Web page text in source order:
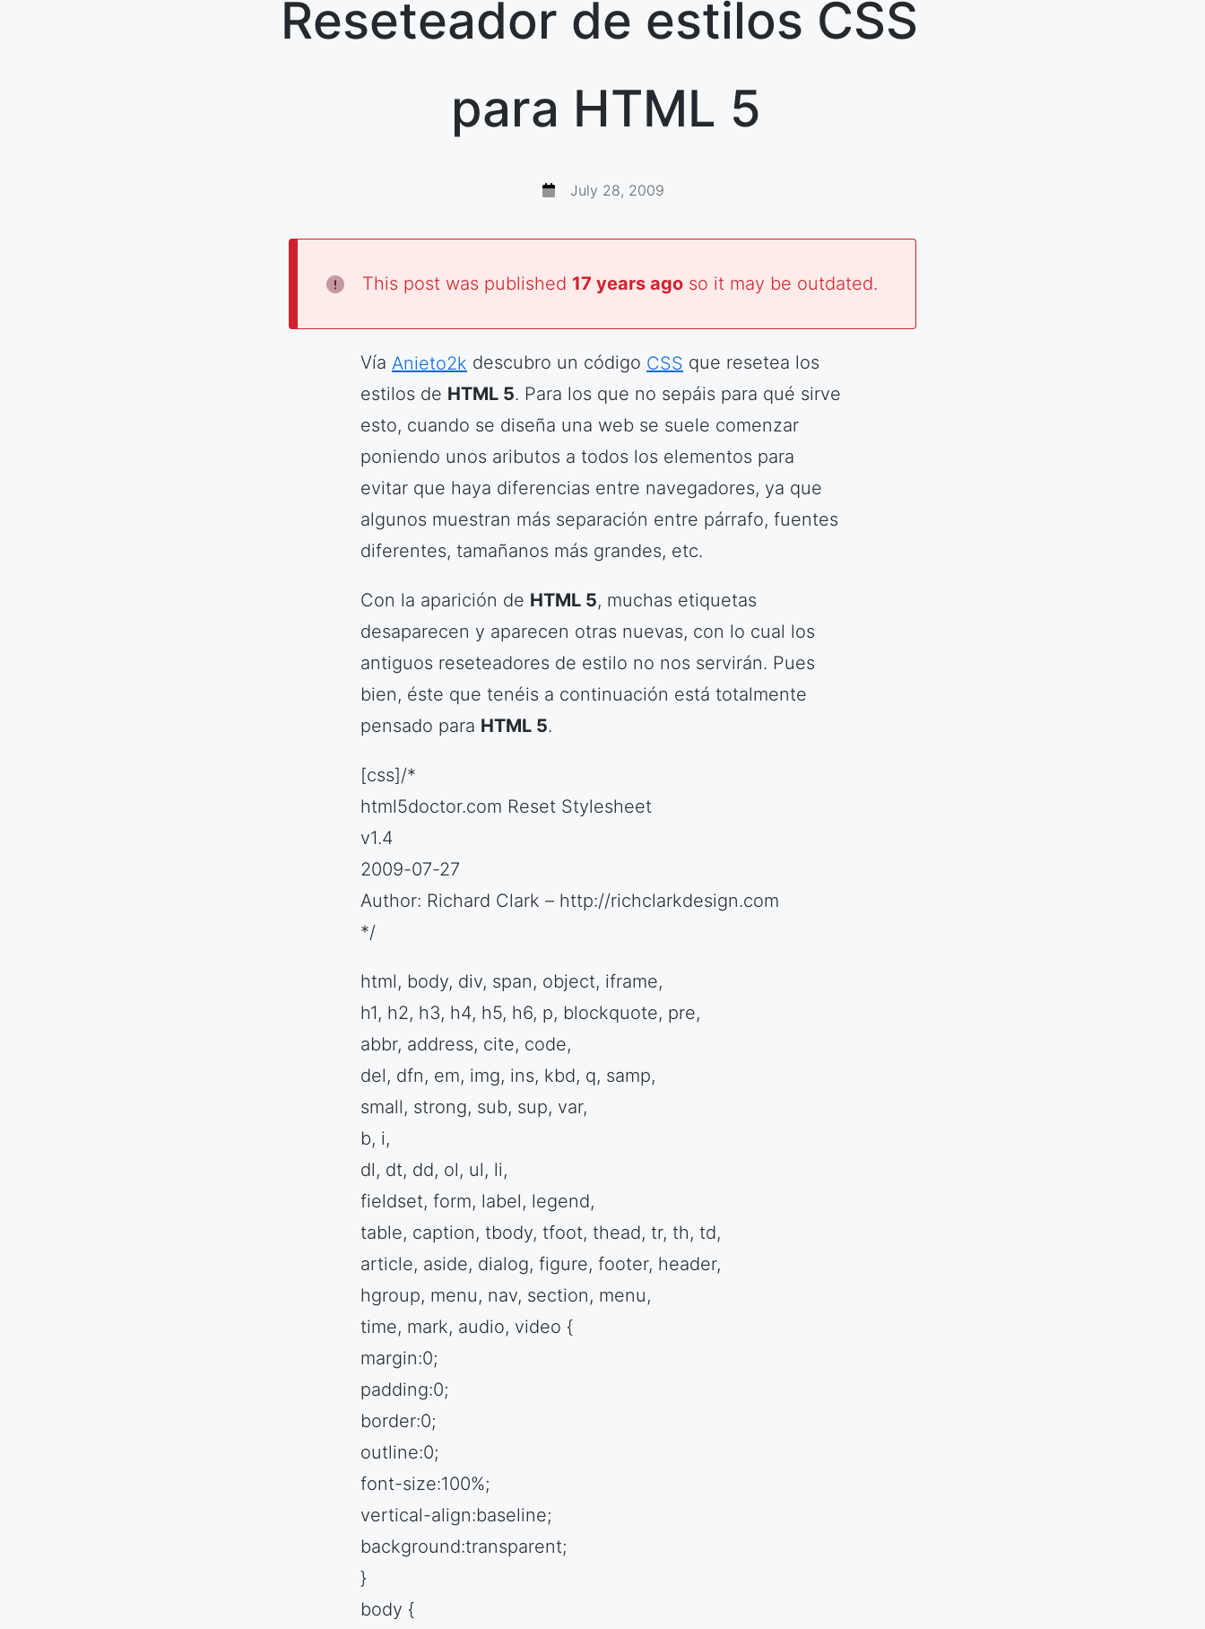
Reseteador de estilos CSS
para HTML 5
July 28, 2009
This post was published 17 years ago so it may be outdated.
Vía Anieto2k descubro un código CSS que resetea los
estilos de HTML 5. Para los que no sepáis para qué sirve
esto, cuando se diseña una web se suele comenzar
poniendo unos aributos a todos los elementos para
evitar que haya diferencias entre navegadores, ya que
algunos muestran más separación entre párrafo, fuentes
diferentes, tamañanos más grandes, etc.
Con la aparición de HTML 5, muchas etiquetas
desaparecen y aparecen otras nuevas, con lo cual los
antiguos reseteadores de estilo no nos servirán. Pues
bien, éste que tenéis a continuación está totalmente
pensado para HTML 5.
[css]/*
html5doctor.com Reset Stylesheet
v1.4
2009-07-27
Author: Richard Clark – http://richclarkdesign.com
*/
html, body, div, span, object, iframe,
h1, h2, h3, h4, h5, h6, p, blockquote, pre,
abbr, address, cite, code,
del, dfn, em, img, ins, kbd, q, samp,
small, strong, sub, sup, var,
b, i,
dl, dt, dd, ol, ul, li,
fieldset, form, label, legend,
table, caption, tbody, tfoot, thead, tr, th, td,
article, aside, dialog, figure, footer, header,
hgroup, menu, nav, section, menu,
time, mark, audio, video {
margin:0;
padding:0;
border:0;
outline:0;
font-size:100%;
vertical-align:baseline;
background:transparent;
}
body {